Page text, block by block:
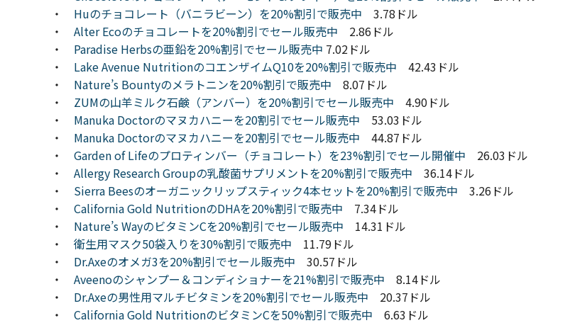
・ Huのチョコレート（バニラビーン）を20%割引で販売中 3.78ドル
・ Alter Ecoのチョコレートを20%割引でセール販売中 2.86ドル
・ Paradise Herbsの亜鉛を20%割引でセール販売中 7.02ドル
・ Lake Avenue NutritionのコエンザイムQ10を20%割引で販売中 42.43ドル
・ Nature’s Bountyのメラトニンを20%割引で販売中 8.07ドル
・ ZUMの山羊ミルク石鹸（アンバー）を20%割引でセール販売中 4.90ドル
・ Manuka Doctorのマヌカハニーを20割引でセール販売中 53.03ドル
・ Manuka Doctorのマヌカハニーを20割引でセール販売中 44.87ドル
・ Garden of Lifeのプロティンバー（チョコレート）を23%割引でセール開催中 26.03ドル
・ Allergy Research Groupの乳酸菌サプリメントを20%割引で販売中 36.14ドル
・ Sierra Beesのオーガニックリップスティック4本セットを20%割引で販売中 3.26ドル
・ California Gold NutritionのDHAを20%割引で販売中 7.34ドル
・ Nature’s WayのビタミンCを20%割引でセール販売中 14.31ドル
・ 衛生用マスク50袋入りを30%割引で販売中 11.79ドル
・ Dr.Axeのオメガ3を20%割引でセール販売中 30.57ドル
・ Aveenoのシャンプー＆コンディショナーを21%割引で販売中 8.14ドル
・ Dr.Axeの男性用マルチビタミンを20%割引でセール販売中 20.37ドル
・ California Gold NutritionのビタミンCを50%割引で販売中 6.63ドル